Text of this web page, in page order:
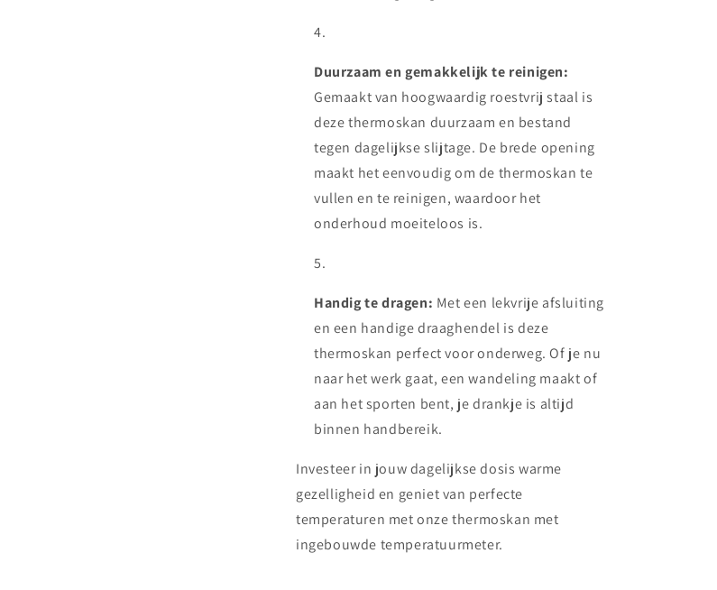
Duurzaam en gemakkelijk te reinigen:
Gemaakt van hoogwaardig roestvrij staal is
deze thermoskan duurzaam en bestand
tegen dagelijkse slijtage. De brede opening
maakt het eenvoudig om de thermoskan te
vullen en te reinigen, waardoor het
onderhoud moeiteloos is.
Handig te dragen: Met een lekvrije afsluiting
en een handige draaghendel is deze
thermoskan perfect voor onderweg. Of je nu
naar het werk gaat, een wandeling maakt of
aan het sporten bent, je drankje is altijd
binnen handbereik.
Investeer in jouw dagelijkse dosis warme
gezelligheid en geniet van perfecte
temperaturen met onze thermoskan met
ingebouwde temperatuurmeter.